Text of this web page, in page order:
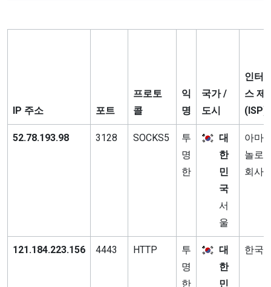
IP 주소 포트
프로토
콜
익
명
국가 /
도시
인터
스 제
(ISP)
52.78.193.98 3128 SOCKS5
투
명
한
대
한
민
국
서
울
아마
놀로
회사
121.184.223.156 4443 HTTP
투
명
한
대
한
민
한국